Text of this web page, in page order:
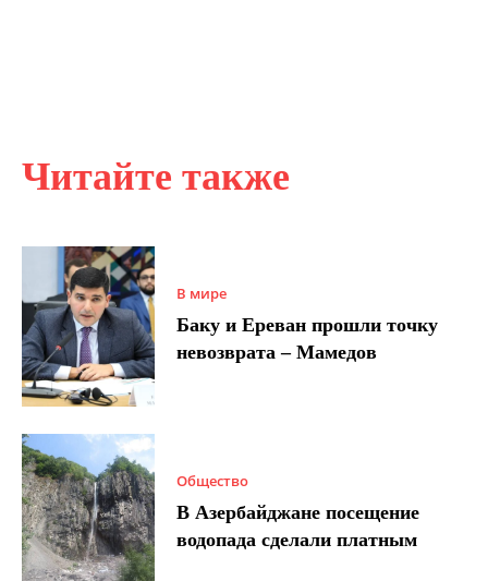
Читайте также
В мире
Баку и Ереван прошли точку
невозврата – Мамедов
Общество
В Азербайджане посещение
водопада сделали платным